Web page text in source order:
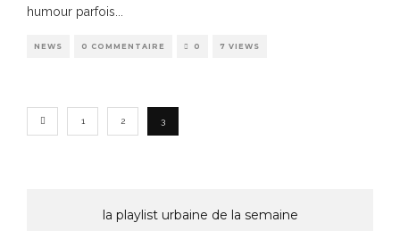
humour parfois
NEWS 0 COMMENTAIRE 0 7 VIEWS
1 2 3
la playlist urbaine de la semaine